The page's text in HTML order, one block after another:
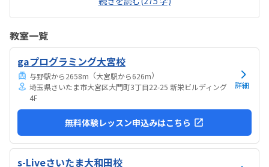
ングは高いイメージですが、月2回ということもあり、お手頃に通いや
すい金額であると思った。子どもが発言したことを肯定する姿勢で関
教室一覧
gaプログラミング大宮校
与野駅から2658m （大宮駅から626m）
埼玉県さいたま市大宮区大門町3丁目22-25 新栄ビルディング
4F
詳細
無料体験レッスン申込みはこちら
s-Liveさいたま大和田校